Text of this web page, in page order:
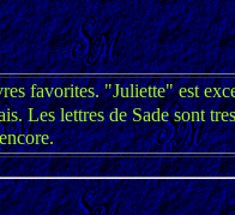
favorites. "Juliette" est
Les lettres de Sade sont